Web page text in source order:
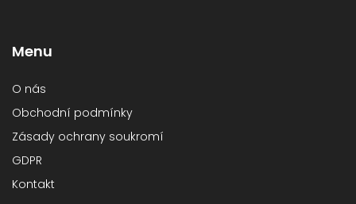
Menu
O nás
Obchodní podmínky
Zásady ochrany soukromí
GDPR
Kontakt